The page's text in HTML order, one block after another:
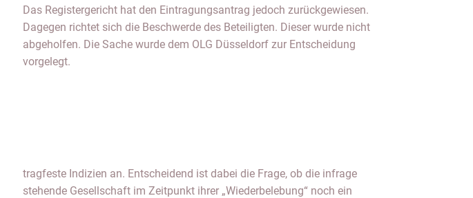
Das Registergericht hat den Eintragungsantrag jedoch zurückgewiesen.
Dagegen richtet sich die Beschwerde des Beteiligten. Dieser wurde nicht
abgeholfen. Die Sache wurde dem OLG Düsseldorf zur Entscheidung
vorgelegt.
tragfeste Indizien an. Entscheidend ist dabei die Frage, ob die infrage
stehende Gesellschaft im Zeitpunkt ihrer „Wiederbelebung“ noch ein